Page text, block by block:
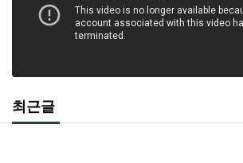
최근글